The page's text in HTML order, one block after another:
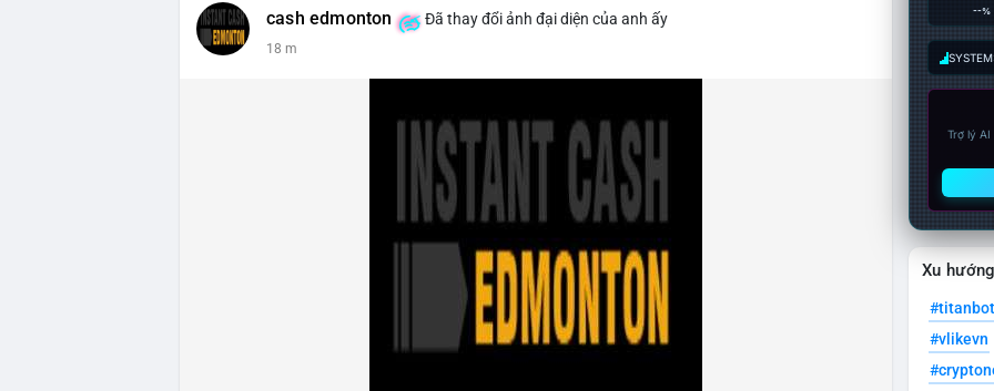
cash edmonton Đã thay đổi ảnh đại diện của anh ấy
18 m
--%
Trợ lý
Xu
#titanbot
#vlikevn